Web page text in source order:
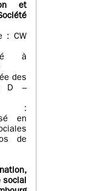
et
: CW
à
des
D –
:
en
de
,
social